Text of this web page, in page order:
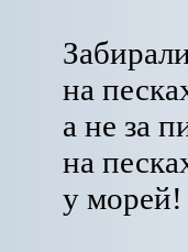
на
а не за
на
у морей!